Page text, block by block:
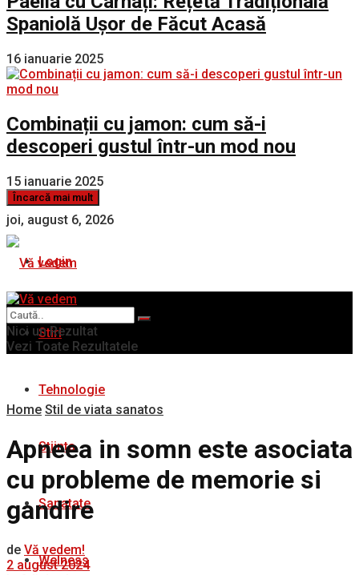
Spaniolă Ușor de Făcut Acasă
16 ianuarie 2025
Combinații cu jamon: cum să-i
descoperi gustul într-un mod nou
15 ianuarie 2025
Încarcă mai mult
joi, august 6, 2026
Login
Stiri
Tehnologie
Stiinta
Sanatate
Welness
Nici un Rezultat
Vezi Toate Rezultatele
Home Stil de viata sanatos
Apneea in somn este asociata
cu probleme de memorie si
gandire
de Vă vedem!
2 august 2024